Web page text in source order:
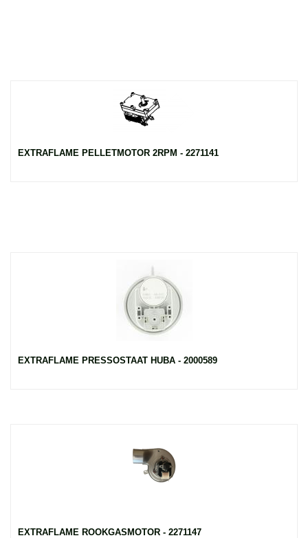
EXTRAFLAME PELLETMOTOR 2RPM - 2271141
EXTRAFLAME PRESSOSTAAT HUBA - 2000589
EXTRAFLAME ROOKGASMOTOR - 2271147